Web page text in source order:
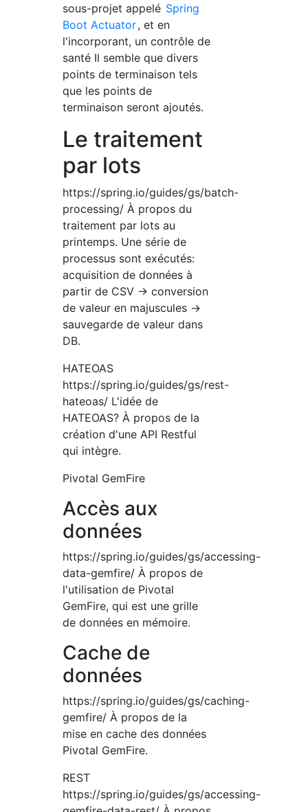
sous-projet appelé Spring
Boot Actuator, et en
l'incorporant, un contrôle de
santé Il semble que divers
points de terminaison tels
que les points de
terminaison seront ajoutés.
Le traitement
par lots
https://spring.io/guides/gs/batch-
processing/ À propos du
traitement par lots au
printemps. Une série de
processus sont exécutés:
acquisition de données à
partir de CSV → conversion
de valeur en majuscules →
sauvegarde de valeur dans
DB.
HATEOAS
https://spring.io/guides/gs/rest-
hateoas/ L'idée de
HATEOAS? À propos de la
création d'une API Restful
qui intègre.
Pivotal GemFire
Accès aux
données
https://spring.io/guides/gs/accessing-
data-gemfire/ À propos de
l'utilisation de Pivotal
GemFire, qui est une grille
de données en mémoire.
Cache de
données
https://spring.io/guides/gs/caching-
gemfire/ À propos de la
mise en cache des données
Pivotal GemFire.
REST
https://spring.io/guides/gs/accessing-